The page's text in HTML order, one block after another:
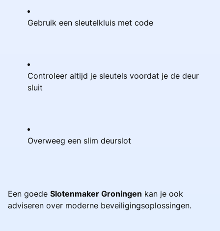
Gebruik een sleutelkluis met code
Controleer altijd je sleutels voordat je de deur
sluit
Overweeg een slim deurslot
Een goede Slotenmaker Groningen kan je ook
adviseren over moderne beveiligingsoplossingen.